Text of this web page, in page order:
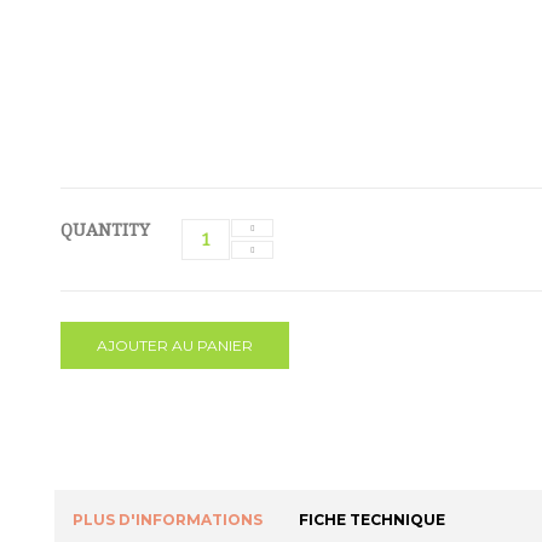
QUANTITY
AJOUTER AU PANIER
PLUS D'INFORMATIONS FICHE TECHNIQUE